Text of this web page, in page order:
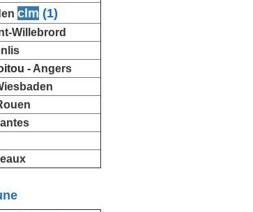
clm (1)
Willebrord
- Angers